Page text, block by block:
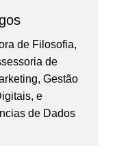
de Filosofia,
de
Gestão
e
de Dados